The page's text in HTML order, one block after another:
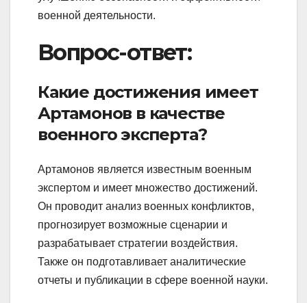
военной деятельности.
Вопрос-ответ:
Какие достижения имеет
Артамонов в качестве
военного эксперта?
Артамонов является известным военным
экспертом и имеет множество достижений.
Он проводит анализ военных конфликтов,
прогнозирует возможные сценарии и
разрабатывает стратегии воздействия.
Также он подготавливает аналитические
отчеты и публикации в сфере военной науки.